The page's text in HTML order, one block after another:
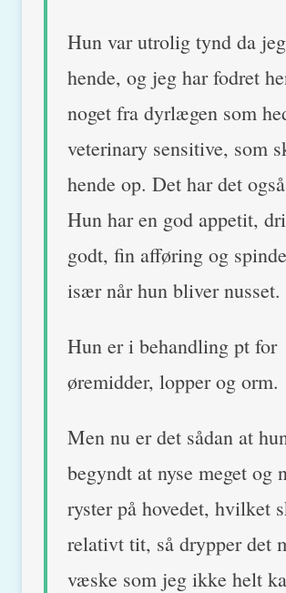
Hun var utrolig tynd da
hende, og jeg har fodret
noget fra dyrlægen som
veterinary sensitive, som
hende op. Det har det
Hun har en god appetit,
godt, fin afføring og
især når hun bliver nusset.
Hun er i behandling pt for
øremidder, lopper og orm.
Men nu er det sådan at
begyndt at nyse meget og
ryster på hovedet, hvilket
relativt tit, så drypper det
væske som jeg ikke helt